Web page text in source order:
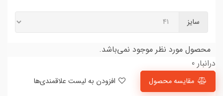
سایز
محصول مورد نظر موجود نمی‌باشد.
درانبار 0
مقایسه محصول